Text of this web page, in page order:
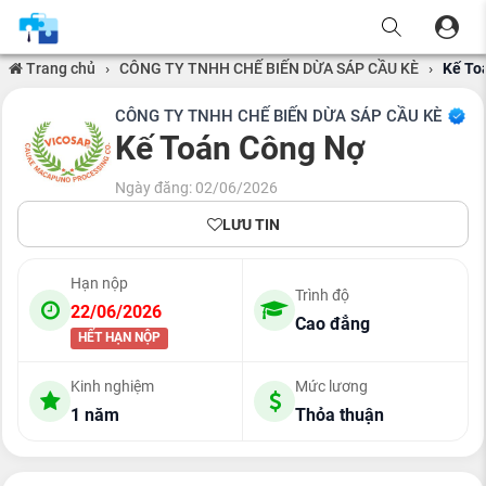
Trang chủ › CÔNG TY TNHH CHẾ BIẾN DỪA SÁP CẦU KÈ › Kế
CÔNG TY TNHH CHẾ BIẾN DỪA SÁP CẦU KÈ
Kế Toán Công Nợ
Ngày đăng: 02/06/2026
LƯU TIN
Hạn nộp
22/06/2026
HẾT HẠN NỘP
Trình độ
Cao đẳng
Kinh nghiệm
1 năm
Mức lương
Thỏa thuận